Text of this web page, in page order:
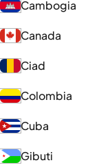
Cambogia
Canada
Ciad
Colombia
Cuba
Gibuti